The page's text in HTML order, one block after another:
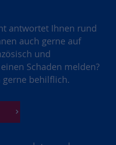
antwortet Ihnen rund
auch gerne auf
und
Schaden melden?
gerne behilflich.